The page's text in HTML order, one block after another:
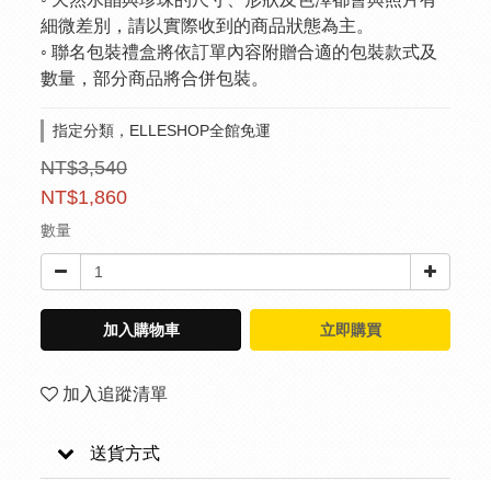
細微差別，請以實際收到的商品狀態為主。
◦ 聯名包裝禮盒將依訂單內容附贈合適的包裝款式及
數量，部分商品將合併包裝。
指定分類，ELLESHOP全館免運
NT$3,540
NT$1,860
數量
加入購物車 立即購買
加入追蹤清單
送貨方式